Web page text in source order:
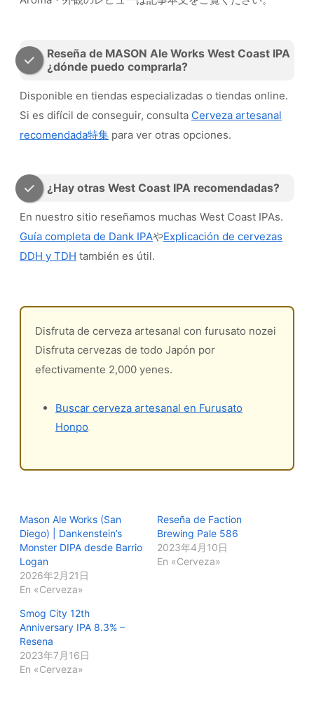
Reseña de MASON Ale Works West Coast IPA
¿dónde puedo comprarla?
Disponible en tiendas especializadas o tiendas online.
Si es difícil de conseguir, consulta Cerveza artesanal
recomendada特集 para ver otras opciones.
¿Hay otras West Coast IPA recomendadas?
En nuestro sitio reseñamos muchas West Coast IPAs.
Guía completa de Dank IPAやExplicación de cervezas
DDH y TDH también es útil.
Disfruta de cerveza artesanal con furusato nozei
Disfruta cervezas de todo Japón por
efectivamente 2,000 yenes.
Buscar cerveza artesanal en Furusato
Honpo
Mason Ale Works (San
Diego) | Dankenstein’s
Monster DIPA desde Barrio
Logan
2026年2月21日
En «Cerveza»
Reseña de Faction
Brewing Pale 586
2023年4月10日
En «Cerveza»
Smog City 12th
Anniversary IPA 8.3% –
Resena
2023年7月16日
En «Cerveza»